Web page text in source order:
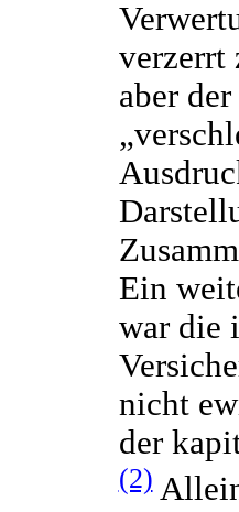
verzerrt
aber
Ein
war die
nicht
der
(2)Allein